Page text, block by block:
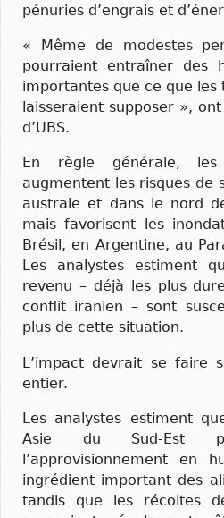
pénuries d’engrais et
« Même de modestes
pourraient entraîner des
importantes que ce que les
laisseraient supposer »,
d’UBS.
En règle générale,
augmentent les risques de
australe et dans le nord
mais favorisent les
Brésil, en Argentine, au
Les analystes estiment
revenu – déjà les plus
conflit iranien – sont
plus de cette situation.
L’impact devrait se faire
entier.
Les analystes estiment
Asie du Sud-Est
l’approvisionnement en
ingrédient important des
tandis que les récoltes